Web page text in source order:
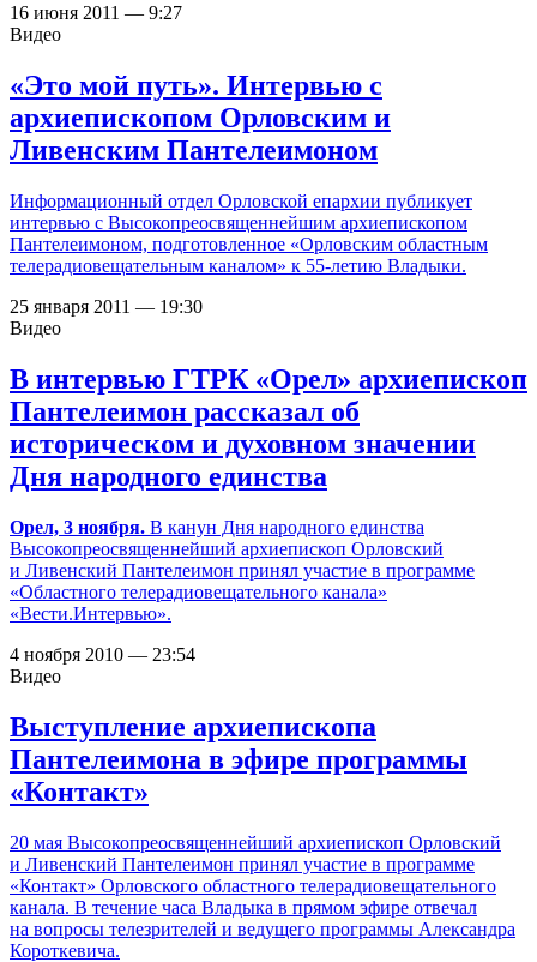
16 июня 2011 — 9:27
Видео
«Это мой путь». Интервью с
архиепископом Орловским и
Ливенским Пантелеимоном
Информационный отдел Орловской епархии публикует
интервью с Высокопреосвященнейшим архиепископом
Пантелеимоном, подготовленное «Орловским областным
телерадиовещательным каналом» к 55-летию Владыки.
25 января 2011 — 19:30
Видео
В интервью ГТРК «Орел» архиепископ
Пантелеимон рассказал об
историческом и духовном значении
Дня народного единства
Орел, 3 ноября. В канун Дня народного единства
Высокопреосвященнейший архиепископ Орловский
и Ливенский Пантелеимон принял участие в программе
«Областного телерадиовещательного канала»
«Вести.Интервью».
4 ноября 2010 — 23:54
Видео
Выступление архиепископа
Пантелеимона в эфире программы
«Контакт»
20 мая Высокопреосвященнейший архиепископ Орловский
и Ливенский Пантелеимон принял участие в программе
«Контакт» Орловского областного телерадиовещательного
канала. В течение часа Владыка в прямом эфире отвечал
на вопросы телезрителей и ведущего программы Александра
Короткевича.